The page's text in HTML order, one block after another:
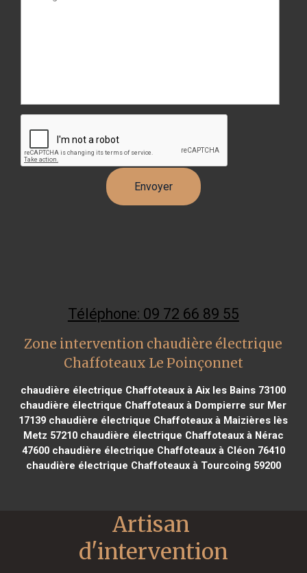
Téléphone: 09 72 66 89 55
Zone intervention chaudière électrique
Chaffoteaux Le Poinçonnet
chaudière électrique Chaffoteaux à Aix les Bains 73100
chaudière électrique Chaffoteaux à Dompierre sur Mer
17139 chaudière électrique Chaffoteaux à Maizières lès
Metz 57210chaudière électrique Chaffoteaux à Nérac
47600chaudière électrique Chaffoteaux à Cléon 76410
chaudière électrique Chaffoteaux à Tourcoing 59200
Artisan
d'intervention